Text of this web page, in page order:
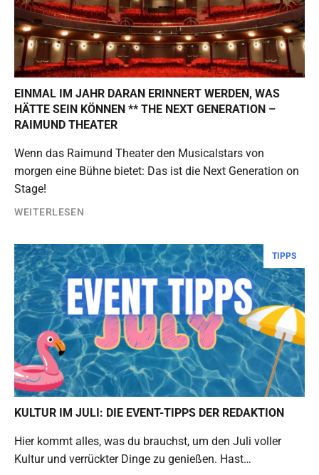
EINMAL IM JAHR DARAN ERINNERT WERDEN, WAS
HÄTTE SEIN KÖNNEN ** THE NEXT GENERATION –
RAIMUND THEATER
Wenn das Raimund Theater den Musicalstars von
morgen eine Bühne bietet: Das ist die Next Generation on
Stage!
WEITERLESEN
TIPPS
KULTUR IM JULI: DIE EVENT-TIPPS DER REDAKTION
Hier kommt alles, was du brauchst, um den Juli voller
Kultur und verrückter Dinge zu genießen. Hast…